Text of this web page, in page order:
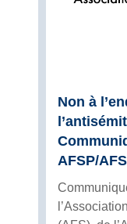
Non à
AFSP/